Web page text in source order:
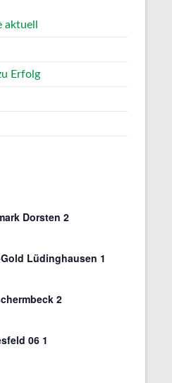
Erfolg
Dorsten 2
Lüdinghausen 1
2
06 1